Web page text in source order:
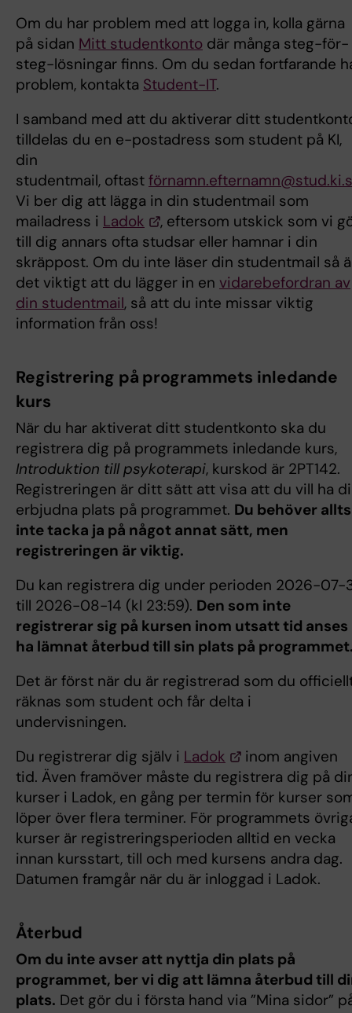
Om du har problem med att logga in, kolla gärna
på sidan Mitt studentkonto där många steg-för-
steg-lösningar finns. Om du sedan fortfarande
problem, kontakta Student-IT.
I samband med att du aktiverar ditt
tilldelas du en e-postadress som student på KI,
din
studentmail, oftast
Vi ber dig att lägga in din studentmail som
mailadress i Ladok
, eftersom utskick som vi
till dig annars ofta studsar eller hamnar i din
skräppost. Om du inte läser din studentmail så
det viktigt att du lägger in en vidarebefordran av
din studentmail, så att du inte missar viktig
information från oss!
Registrering på programmets inledande
kurs
När du har aktiverat ditt studentkonto ska du
registrera dig på programmets inledande kurs,
Introduktion till psykoterapi, kurskod är 2PT142.
Registreringen är ditt sätt att visa att du vill ha
erbjudna plats på programmet. Du behöver
inte tacka ja på något annat sätt, men
registreringen är viktig.
Du kan registrera dig under perioden 2026-07-
till 2026-08-14 (kl 23:59). Den som inte
registrerar sig på kursen inom utsatt tid anses
ha lämnat återbud till sin plats på
Det är först när du är registrerad som du
räknas som student och får delta i
undervisningen.
Du registrerar dig själv i Ladok
inom angiven
tid. Även framöver måste du registrera dig på
kurser i Ladok, en gång per termin för kurser
löper över flera terminer. För programmets
kurser är registreringsperioden alltid en vecka
innan kursstart, till och med kursens andra dag.
Datumen framgår när du är inloggad i Ladok.
Återbud
Om du inte avser att nyttja din plats på
programmet, ber vi dig att lämna återbud till
plats. Det gör du i första hand via ”Mina sidor”